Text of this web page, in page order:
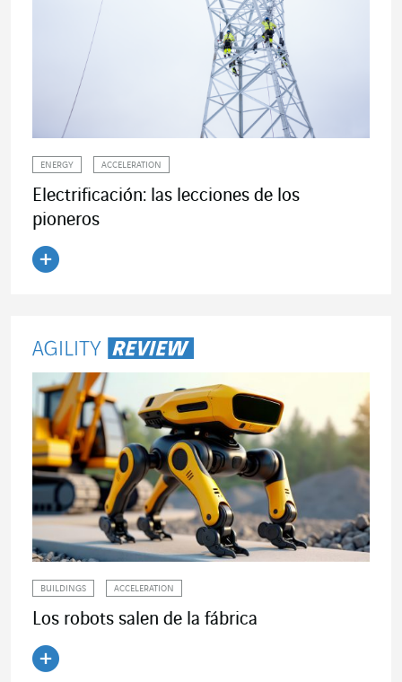
ENERGY ACCELERATION
Electrificación: las lecciones de los
pioneros
BUILDINGS ACCELERATION
Los robots salen de la fábrica